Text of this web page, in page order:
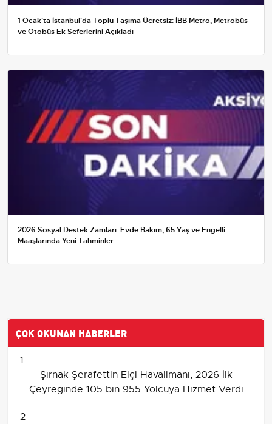
1 Ocak'ta İstanbul'da Toplu Taşıma Ücretsiz: İBB Metro, Metrobüs
ve Otobüs Ek Seferlerini Açıkladı
2026 Sosyal Destek Zamları: Evde Bakım, 65 Yaş ve Engelli
Maaşlarında Yeni Tahminler
ÇOK OKUNAN HABERLER
1
Şırnak Şerafettin Elçi Havalimanı, 2026 İlk
Çeyreğinde 105 bin 955 Yolcuya Hizmet Verdi
2